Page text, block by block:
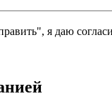
я даю